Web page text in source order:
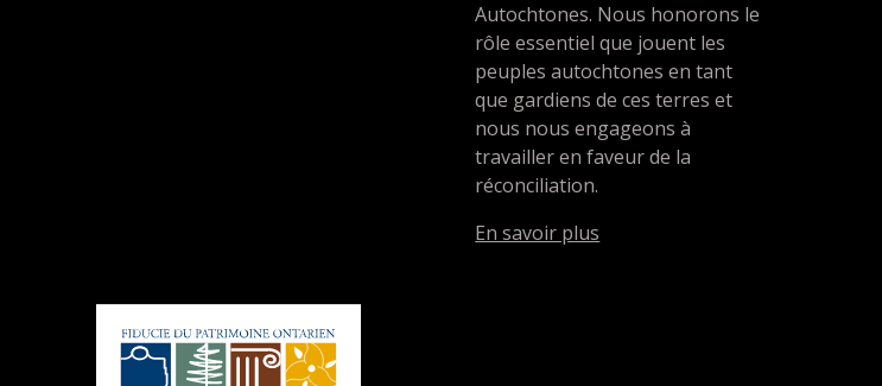
Autochtones. Nous honorons le
rôle essentiel que jouent les
peuples autochtones en tant
que gardiens de ces terres et
nous nous engageons à
travailler en faveur de la
réconciliation.
En savoir plus